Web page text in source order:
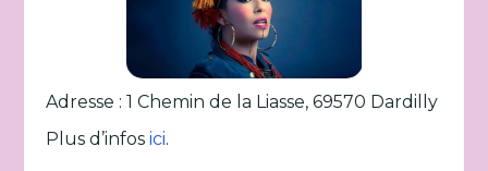
Adresse : 1 Chemin de la Liasse, 69570 Dardilly
Plus d’infos ici.